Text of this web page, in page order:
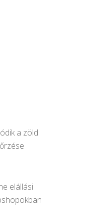
a zöld
elállási